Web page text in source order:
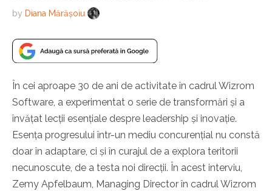
by Diana Mărășoiu
În cei aproape 30 de ani de activitate în cadrul Wizrom
Software, a experimentat o serie de transformări și a
învățat lecții esențiale despre leadership și inovație.
Esența progresului într-un mediu concurențial nu constă
doar în adaptare, ci și în curajul de a explora teritorii
necunoscute, de a testa noi direcții. În acest interviu,
Zemy Apfelbaum, Managing Director în cadrul Wizrom